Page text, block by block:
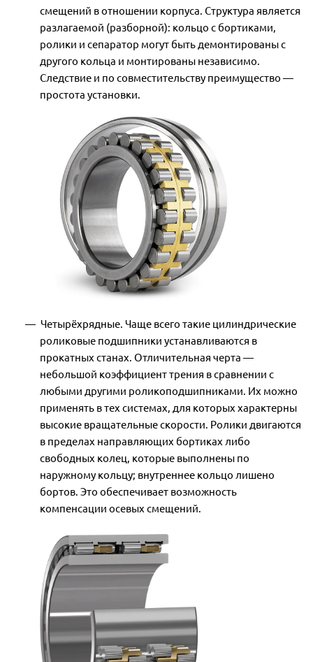
смещений в отношении корпуса. Структура является
разлагаемой (разборной): кольцо с бортиками,
ролики и сепаратор могут быть демонтированы с
другого кольца и монтированы независимо.
Следствие и по совместительству преимущество —
простота установки.
Четырёхрядные. Чаще всего такие цилиндрические
роликовые подшипники устанавливаются в
прокатных станах. Отличительная черта —
небольшой коэффициент трения в сравнении с
любыми другими роликоподшипниками. Их можно
применять в тех системах, для которых характерны
высокие вращательные скорости. Ролики двигаются
в пределах направляющих бортиках либо
свободных колец, которые выполнены по
наружному кольцу; внутреннее кольцо лишено
бортов. Это обеспечивает возможность
компенсации осевых смещений.